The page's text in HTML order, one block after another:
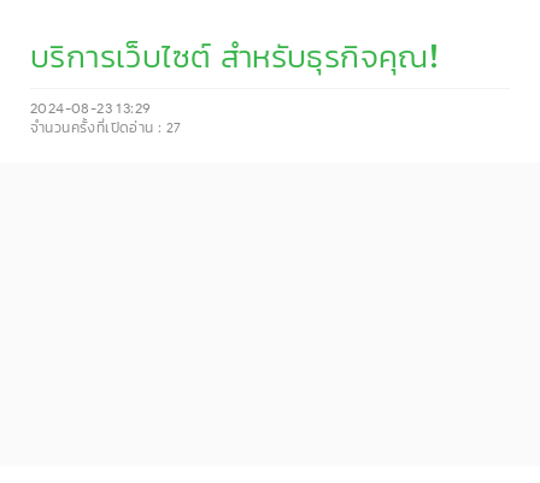
บริการเว็บไซต์ สำหรับธุรกิจคุณ!
2024-08-23 13:29
จำนวนครั้งที่เปิดอ่าน : 27